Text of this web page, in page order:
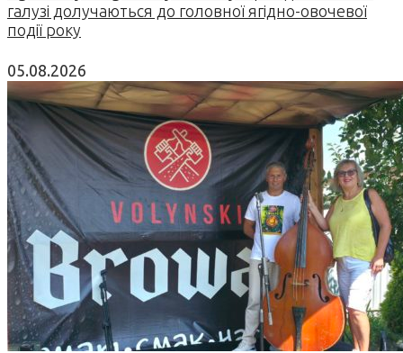
галузі долучаються до головної ягідно-овочевої
події року
05.08.2026